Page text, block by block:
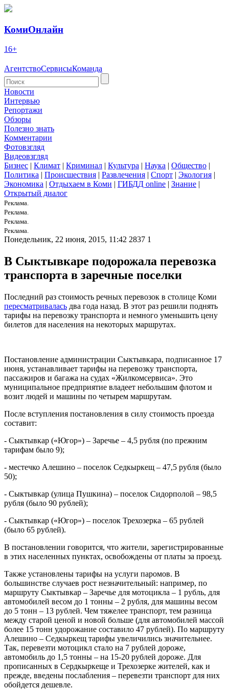
КомиОнлайн
16+
АгентствоСервисыКоманда
Новости
Интервью
Репортажи
Обзоры
Полезно знать
Комментарии
Фотовзгляд
Видеовзгляд
Бизнес | Климат | Криминал | Культура | Наука | Общество |
Политика | Происшествия | Развлечения | Спорт | Экология |
Экономика | Отдыхаем в Коми | ГИБДД online | Знание |
Открытый диалог
Реклама.
Реклама.
Реклама.
Реклама.
Понедельник, 22 июня, 2015, 11:42 2837 1
В Сыктывкаре подорожала перевозка
транспорта в заречные поселки
Последний раз стоимость речных перевозок в столице Коми
пересматривалась два года назад. В этот раз решили поднять
тарифы на перевозку транспорта и немного уменьшить цену
билетов для населения на некоторых маршрутах.
Постановление администрации Сыктывкара, подписанное 17
июня, устанавливает тарифы на перевозку транспорта,
пассажиров и багажа на судах «Жилкомсервиса». Это
муниципальное предприятие владеет небольшим флотом и
возит людей и машины по четырем маршрутам.
После вступления постановления в силу стоимость проезда
составит:
- Сыктывкар («Югор») – Заречье – 4,5 рубля (по прежним
тарифам было 9);
- местечко Алешино – поселок Седкыркещ – 47,5 рубля (было
50);
- Сыктывкар (улица Пушкина) – поселок Сидорполой – 98,5
рубля (было 90 рублей);
- Сыктывкар («Югор») – поселок Трехозерка – 65 рублей
(было 65 рублей).
В постановлении говорится, что жители, зарегистрированные
в этих населенных пунктах, освобождены от платы за проезд.
Также установлены тарифы на услуги паромов. В
большинстве случаев рост незначительный: например, по
маршруту Сыктывкар – Заречье для мотоцикла – 1 рубль, для
автомобилей весом до 1 тонны – 2 рубля, для машины весом
до 5 тонн – 13 рублей. Чем тяжелее транспорт, тем разница
между старой ценой и новой больше (для автомобилей массой
более 15 тонн удорожание составило 47 рублей). По маршруту
Алешино – Седкыркещ тарифы увеличились значительнее.
Так, перевезти мотоцикл стало на 7 рублей дороже,
автомобиль до 1,5 тонны – на 15-20 рублей дороже. Для
прописанных в Сердкыркеще и Трехозерке жителей, как и
прежде, введены послабления – перевезти транспорт для них
обойдется дешевле.